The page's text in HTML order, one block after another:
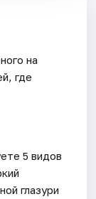
на
где
5 видов
глазури